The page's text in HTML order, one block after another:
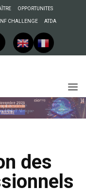
OPPORTUNITES
CHALLENGE ATDA
des